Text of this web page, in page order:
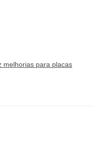
melhorias para placas